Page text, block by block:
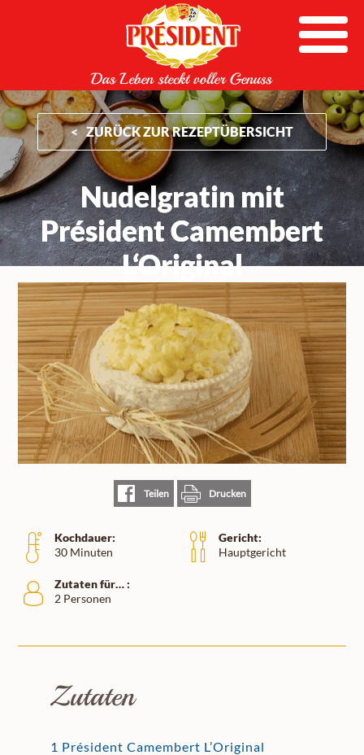
ZURÜCK ZUR REZEPTÜBERSICHT
Nudelgratin mit
Président Camembert
L‘Original
Teilen Drucken
Kochdauer:
30 Minuten
Gericht:
Hauptgericht
Zutaten für… :
2 Personen
Zutaten
1 Président Camembert L’Original